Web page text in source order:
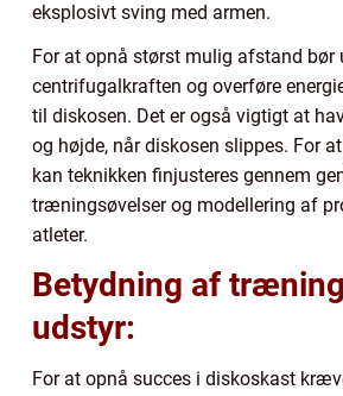
eksplosivt sving med armen.
For at opnå størst mulig afstand bør
centrifugalkraften og overføre
til diskosen. Det er også vigtigt at
og højde, når diskosen slippes. For
kan teknikken finjusteres gennem
træningsøvelser og modellering af
atleter.
Betydning af
udstyr:
For at opnå succes i diskoskast